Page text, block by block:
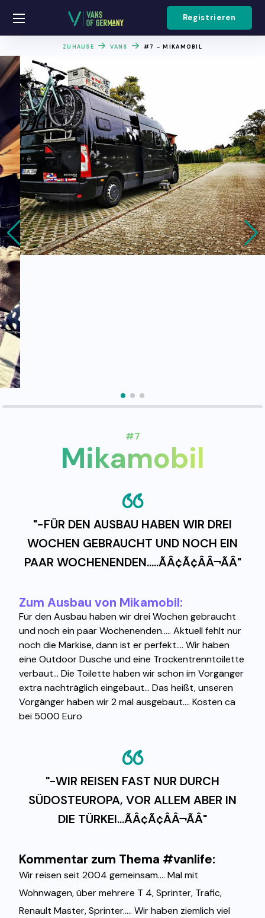
Registrieren
ZUHAUSE VANS #7 – MIKAMOBIL
#7
Mikamobil
"-FÜR DEN AUSBAU HABEN WIR DREI
WOCHEN GEBRAUCHT UND NOCH EIN
PAAR WOCHENENDEN.....ÃÂ¢Ã¢ÂÂ¬ÃÂ"
Zum Ausbau von Mikamobil:
Für den Ausbau haben wir drei Wochen gebraucht
und noch ein paar Wochenenden..... Aktuell fehlt nur
noch die Markise, dann ist er perfekt.... Wir haben
eine Outdoor Dusche und eine Trockentrenntoilette
verbaut... Die Toilette haben wir schon im Vorgänger
extra nachträglich eingebaut... Das heißt, unseren
Vorgänger haben wir 2 mal ausgebaut.... Kosten ca
bei 5000 Euro
"-WIR REISEN FAST NUR DURCH
SÜDOSTEUROPA, VOR ALLEM ABER IN
DIE TÜRKEI...ÃÂ¢Ã¢ÂÂ¬ÃÂ"
Kommentar zum Thema #vanlife:
Wir reisen seit 2004 gemeinsam.... Mal mit
Wohnwagen, über mehrere T 4, Sprinter, Trafic,
Renault Master, Sprinter..... Wir haben ziemlich viel